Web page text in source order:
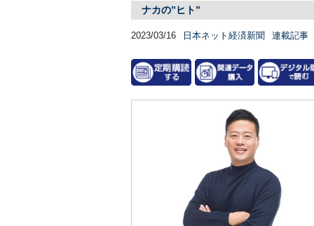
ナカの”ヒト”
2023/03/16 日本ネット経済新聞 連載記事